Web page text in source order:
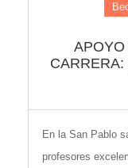
APOYO
CARRERA:
En la San Pablo
profesores